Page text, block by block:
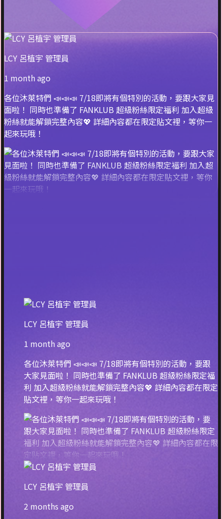
LCY 呂植宇 管理員
1 month ago
各位沐萊特們 📣📣📣 7/18即將有個特別的活動，要跟大家見
面啦！ 同時也準備了 FANKLUB 超級粉絲限定福利 加入超級
粉絲就能解鎖完整內容💖 詳細內容都在限定貼文裡，等你一
起來玩哦！
LCY 呂植宇 管理員
1 month ago
各位沐萊特們 📣📣📣 7/18即將有個特別的活動，要跟
大家見面啦！ 同時也準備了 FANKLUB 超級粉絲限定福
利 加入超級粉絲就能解鎖完整內容💖 詳細內容都在限定
貼文裡，等你一起來玩哦！
LCY 呂植宇 管理員
2 months ago